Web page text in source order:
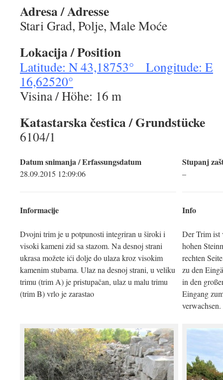
Adresa / Adresse
Stari Grad, Polje, Male Moće
Lokacija / Position
Latitude: N 43,18753° Longitude: E
16,62520°
Visina / Höhe: 16 m
Katastarska čestica / Grundstücke
6104/1
Datum snimanja / Erfassungsdatum
28.09.2015 12:09:06
Informacije
Dvojni trim je u potpunosti integriran u široki i
visoki kameni zid sa stazom. Na desnoj strani
ukrasa možete ići dolje do ulaza kroz visokim
kamenim stubama. Ulaz na desnoj strani, u veliku
trimu (trim A) je pristupačan, ulaz u malu trimu
(trim B) vrlo je zarastao
Stupanj
–
Info
Der Trim ist
hohen
rechten
zu den
in den
Eingang
verwachsen.